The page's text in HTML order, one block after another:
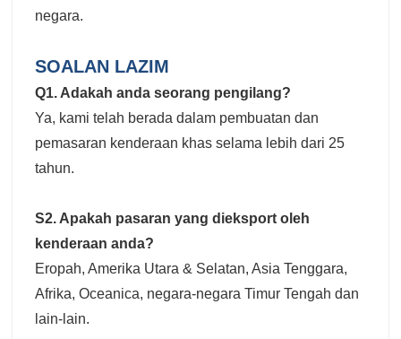
negara.
SOALAN LAZIM
Q1. Adakah anda seorang pengilang?
Ya, kami telah berada dalam pembuatan dan
pemasaran kenderaan khas selama lebih dari 25
tahun.
S2. Apakah pasaran yang dieksport oleh
kenderaan anda?
Eropah, Amerika Utara & Selatan, Asia Tenggara,
Afrika, Oceanica, negara-negara Timur Tengah dan
lain-lain.